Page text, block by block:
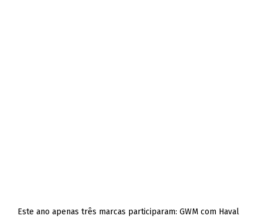
Este ano apenas três marcas participaram: GWM com Haval